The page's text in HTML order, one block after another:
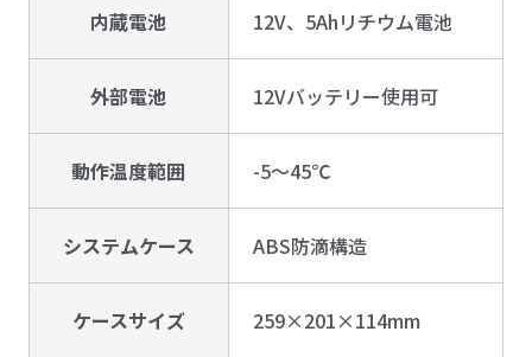
内蔵電池 12V、5Ahリチウム電池
外部電池 12Vバッテリー使用可
動作温度範囲 -5～45℃
システムケース ABS防滴構造
ケースサイズ 259×201×114mm